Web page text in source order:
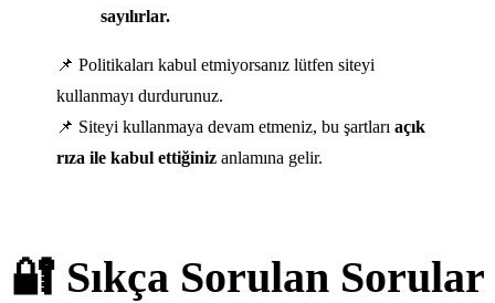
sayılırlar.
📌 Politikaları kabul etmiyorsanız lütfen siteyi
kullanmayı durdurunuz.
📌 Siteyi kullanmaya devam etmeniz, bu şartlarıaçık
rıza ile kabul ettiğiniz anlamına gelir.
🔐 Sıkça Sorulan Sorular